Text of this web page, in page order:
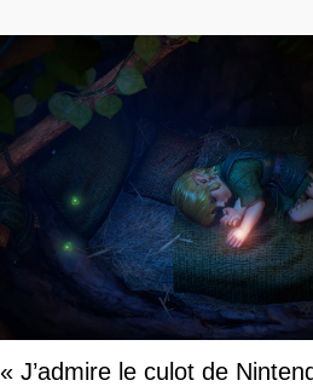
« J’admire le culot de